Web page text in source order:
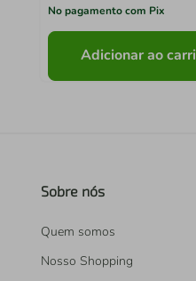
No pagamento com Pix
Adicionar ao
Sobre nós
Quem somos
Nosso Shopping